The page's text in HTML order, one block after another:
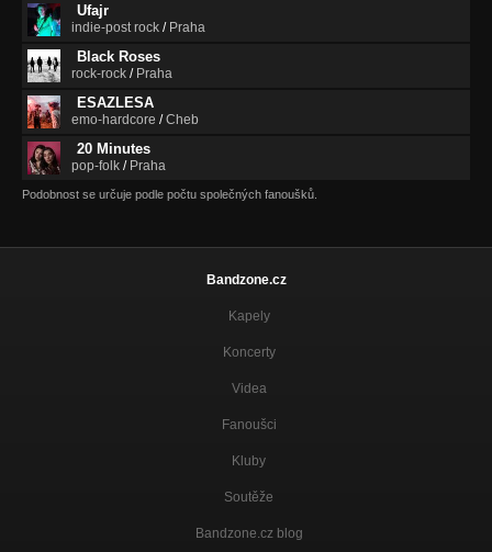
Ufajr
indie-post rock / Praha
Black Roses
rock-rock / Praha
ESAZLESA
emo-hardcore /Cheb
20 Minutes
pop-folk / Praha
Podobnost se určuje podle počtu společných fanoušků.
Bandzone.cz
Kapely
Koncerty
Videa
Fanoušci
Kluby
Soutěže
Bandzone.cz blog